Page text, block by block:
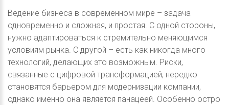
Ведение бизнеса в современном мире – задача
одновременно и сложная, и простая. С одной стороны,
нужно адаптироваться к стремительно меняющимся
условиям рынка. С другой – есть как никогда много
технологий, делающих это возможным. Риски,
связанные с цифровой трансформацией, нередко
становятся барьером для модернизации компании,
однако именно она является панацеей. Особенно остро